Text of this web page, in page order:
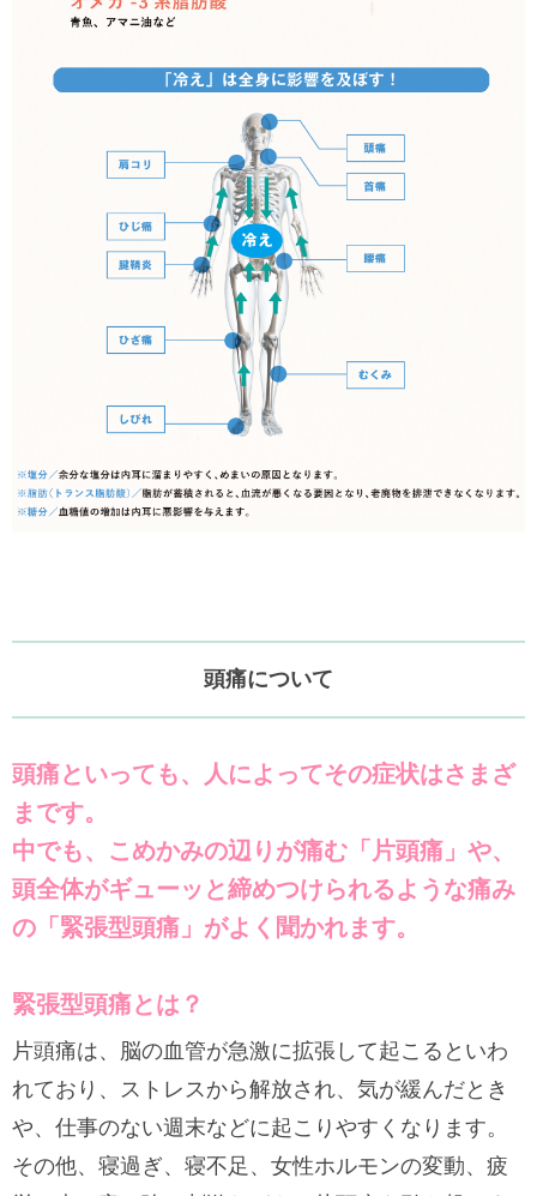
頭痛について
頭痛といっても、人によってその症状はさまざ
まです。
中でも、こめかみの辺りが痛む「片頭痛」や、
頭全体がギューッと締めつけられるような痛み
の「緊張型頭痛」がよく聞かれます。
緊張型頭痛とは？
片頭痛は、脳の血管が急激に拡張して起こるといわ
れており、ストレスから解放され、気が緩んだとき
や、仕事のない週末などに起こりやすくなります。
その他、寝過ぎ、寝不足、女性ホルモンの変動、疲